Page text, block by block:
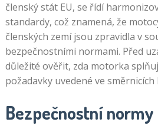
členský stát EU, se řídí
standardy, což znamená, že
členských zemí jsou zpravidla v
bezpečnostními normami. Před
důležité ověřit, zda motorka
požadavky uvedené ve směrnicích
Bezpečnostní normy